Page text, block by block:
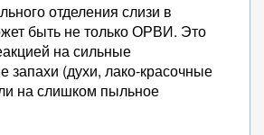
отделения слизи в
быть не только ОРВИ. Это
на сильные
запахи (духи, лако-красочные
на слишком пыльное